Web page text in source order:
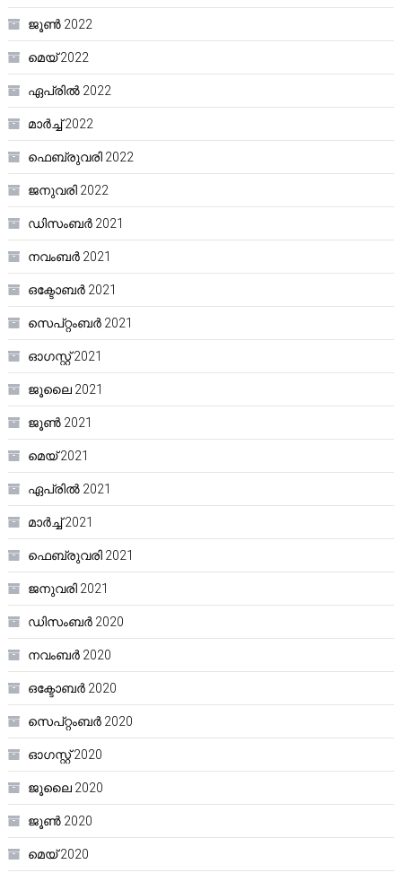
ജൂൺ 2022
മെയ്‌ 2022
ഏപ്രിൽ 2022
മാർച്ച്‌ 2022
ഫെബ്രുവരി 2022
ജനുവരി 2022
ഡിസംബർ 2021
നവംബർ 2021
ഒക്ടോബർ 2021
സെപ്റ്റംബർ 2021
ഓഗസ്റ്റ്‌ 2021
ജൂലൈ 2021
ജൂൺ 2021
മെയ്‌ 2021
ഏപ്രിൽ 2021
മാർച്ച്‌ 2021
ഫെബ്രുവരി 2021
ജനുവരി 2021
ഡിസംബർ 2020
നവംബർ 2020
ഒക്ടോബർ 2020
സെപ്റ്റംബർ 2020
ഓഗസ്റ്റ്‌ 2020
ജൂലൈ 2020
ജൂൺ 2020
മെയ്‌ 2020